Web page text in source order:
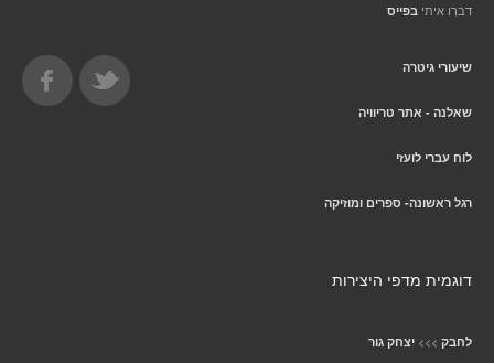
דברו איתי בפייס
שיעורי גיטרה
שאלנה - אתר טריוויה
לוח עברי לועזי
רגל ראשונה- ספרים ומוזיקה
דוגמית מדפי היצירות
לחבק >>> יצחק גור